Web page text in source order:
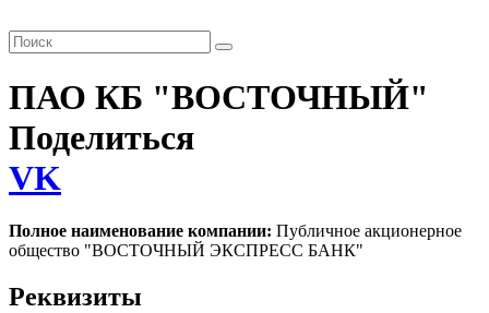
ПАО КБ "ВОСТОЧНЫЙ"
Поделиться
VK
Полное наименование компании: Публичное акционерное
общество "ВОСТОЧНЫЙ ЭКСПРЕСС БАНК"
Реквизиты